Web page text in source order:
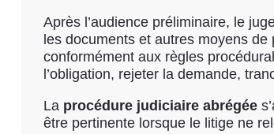
Après l’audience préliminaire, le
les documents et autres moyens
conformément aux règles
l’obligation, rejeter la demande,
La procédure judiciaire abrégée
être pertinente lorsque le litige ne